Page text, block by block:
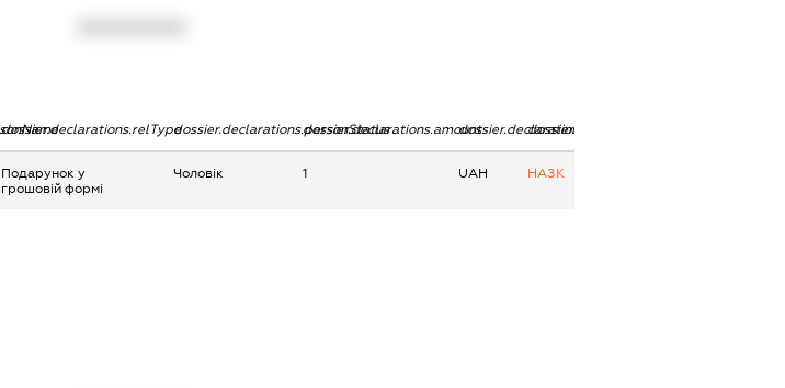
dossier.declarations.relTypedossier.declarations.personStatusdossier.declarations.amountdossier.declarations.currency
dossier.declarations.source
Подарунок у
грошовій формі
Чоловік 1 UAH НАЗК